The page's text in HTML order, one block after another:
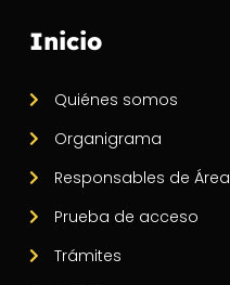
Inicio
Quiénes somos
Organigrama
Responsables de Área
Prueba de acceso
Trámites